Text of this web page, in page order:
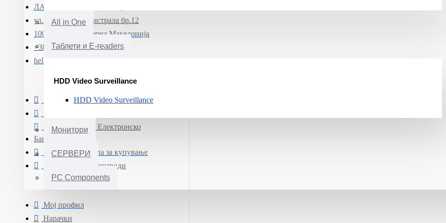
All in One
Таблети и E-readers
HDD Video Surveillance
HDD Video Surveillance
Монитори
СЕРВЕРИ
PC Components
ЛАПТОП МК ДОО Скопје
ул. Јадранска магистрала бр.12
1000 Скопје, Северна Македонија
+389 (0)71 331 190
hello@smartphone.mk
ЗАШТИТА НА ЛИЧНИ ПОДАТОЦИ
Информации за испорака
Плаќање преку Електронско
Банкарство
Услови и правила за купување
Гаранција на производи
Мој профил
Нарачки